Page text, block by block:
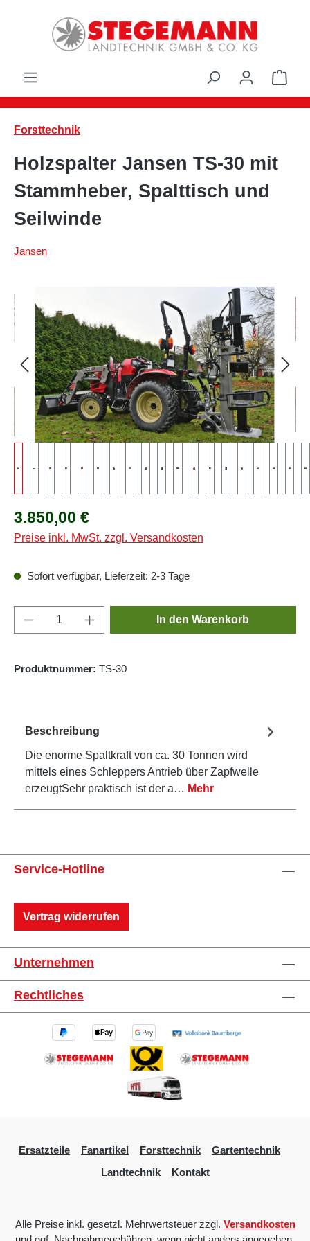
Zum Hauptinhalt springen
Forsttechnik
Holzspalter Jansen TS-30 mit
Stammheber, Spalttisch und
Seilwinde
Jansen
Bildergalerie überspringen
Regulärer Preis:
3.850,00 €
Preise inkl. MwSt. zzgl. Versandkosten
Sofort verfügbar, Lieferzeit: 2-3 Tage
Produkt Anzahl: Gib den gewünschten
In den Warenkorb
Produktnummer: TS-30
Beschreibung
Die enorme Spaltkraft von ca. 30 Tonnen wird
mittels eines Schleppers Antrieb über Zapfwelle
erzeugtSehr praktisch ist der a… Mehr
Service-Hotline
Vertrag widerrufen
Unternehmen
Rechtliches
Ersatzteile Fanartikel Forsttechnik
Gartentechnik
Landtechnik
Kontakt
Alle Preise inkl. gesetzl. Mehrwertsteuer zzgl. Versandkosten